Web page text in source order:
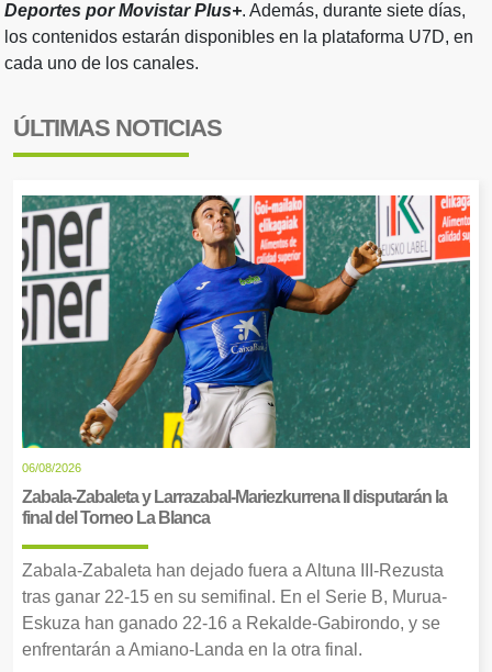
Deportes por Movistar Plus+. Además, durante siete días,
los contenidos estarán disponibles en la plataforma U7D, en
cada uno de los canales.
ÚLTIMAS NOTICIAS
06/08/2026
Zabala-Zabaleta y Larrazabal-Mariezkurrena II disputarán la
final del Torneo La Blanca
Zabala-Zabaleta han dejado fuera a Altuna III-Rezusta
tras ganar 22-15 en su semifinal. En el Serie B, Murua-
Eskuza han ganado 22-16 a Rekalde-Gabirondo, y se
enfrentarán a Amiano-Landa en la otra final.